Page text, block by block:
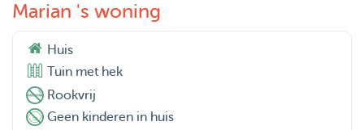
Marian 's woning
Huis
Tuin met hek
Rookvrij
Geen kinderen in huis